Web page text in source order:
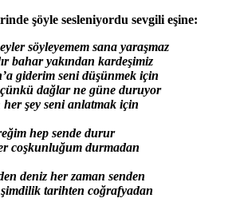
şöyle sesleniyordu sevgili eşine:
söyleyemem sana yaraşmaz
bahar yakından kardeşimiz
giderim seni düşünmek için
dağlar ne güne duruyor
her şey seni anlatmak için
ğim hep sende durur
coşkunluğum durmadan
deniz her zaman senden
tarihten coğrafyadan